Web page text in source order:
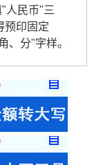
人民币"三
预印固定
、分"字样。